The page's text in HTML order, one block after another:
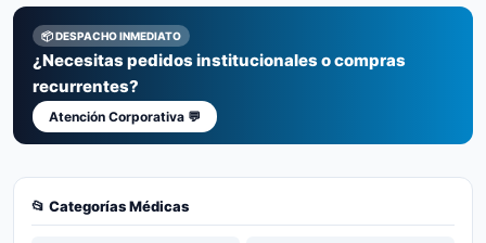
📂 Categorías Médicas
📦 DESPACHO INMEDIATO
¿Necesitas pedidos institucionales o compras
recurrentes?
Atención Corporativa 💬